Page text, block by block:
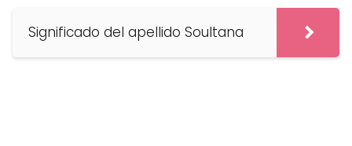
Significado del apellido Soultana